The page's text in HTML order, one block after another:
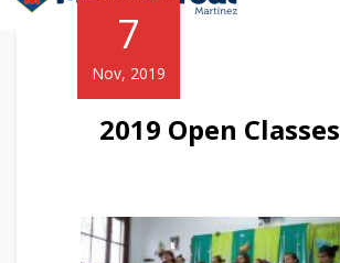
7
Nov, 2019
2019 Open Classes